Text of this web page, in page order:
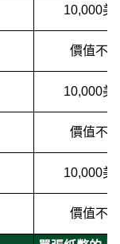
10,000美
價值不限
10,000美
價值不限
10,000美
價值不限